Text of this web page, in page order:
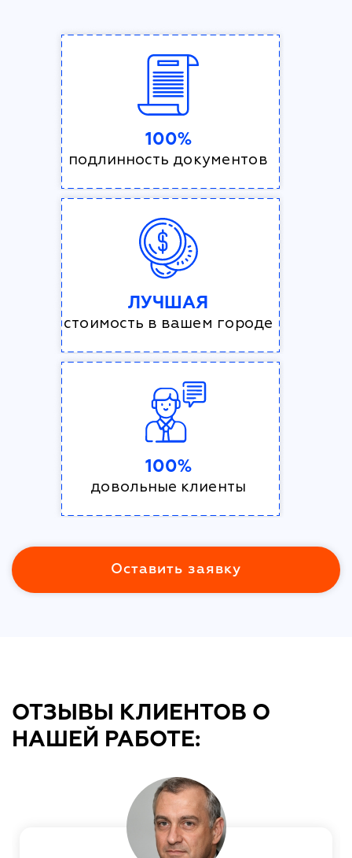
100%
подлинность документов
ЛУЧШАЯ
стоимость в вашем городе
100%
довольные клиенты
Оставить заявку
ОТЗЫВЫ КЛИЕНТОВ О
НАШЕЙ РАБОТЕ: